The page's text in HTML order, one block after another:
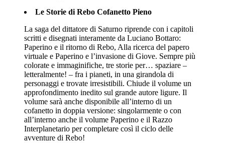
Le Storie di Rebo Cofanetto Pieno
La saga del dittatore di Saturno riprende con i capitoli
scritti e disegnati interamente da Luciano Bottaro:
Paperino e il ritorno di Rebo, Alla ricerca del papero
virtuale e Paperino e l’invasione di Giove. Sempre più
colorate e immaginifiche, tre storie per… spaziare –
letteralmente! – fra i pianeti, in una girandola di
personaggi e trovate irresistibili. Chiude il volume un
approfondimento inedito sul grande autore ligure. Il
volume sarà anche disponibile all’interno di un
cofanetto in doppia versione: singolarmente o con
all’interno anche il volume Paperino e il Razzo
Interplanetario per completare così il ciclo delle
avventure di Rebo!